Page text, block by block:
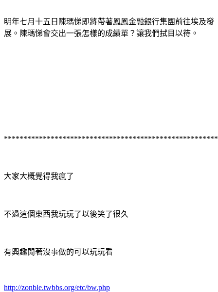
明年七月十五日陳瑪悌即將帶著鳳鳳金融銀行集團前往埃及發
展。陳瑪悌會交出一張怎樣的成績單？讓我們拭目以待。
大家大概覺得我瘋了
不過這個東西我玩玩了以後笑了很久
有興趣閒著沒事做的可以玩玩看
http://zonble.twbbs.org/etc/bw.php